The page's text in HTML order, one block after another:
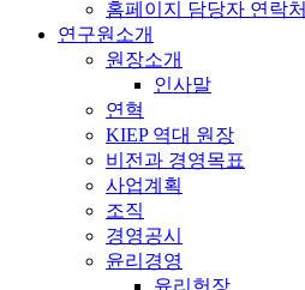
홈페이지 담당자 연락처
연구원소개
원장소개
인사말
연혁
KIEP 역대 원장
비전과 경영목표
사업계획
조직
경영공시
윤리경영
윤리헌장